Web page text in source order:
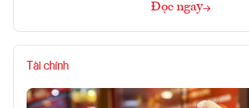
Đọc ngay
Tài chính